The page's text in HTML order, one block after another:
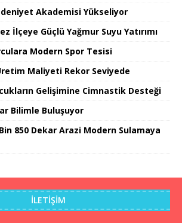
Akademisi Yükseliyor
İlçeye Güçlü Yağmur Suyu Yatırımı
Modern Spor Tesisi
Maliyeti Rekor Seviyede
Gelişimine Cimnastik Desteği
Bilimle Buluşuyor
850 Dekar Arazi Modern Sulamaya
İLETIŞIM